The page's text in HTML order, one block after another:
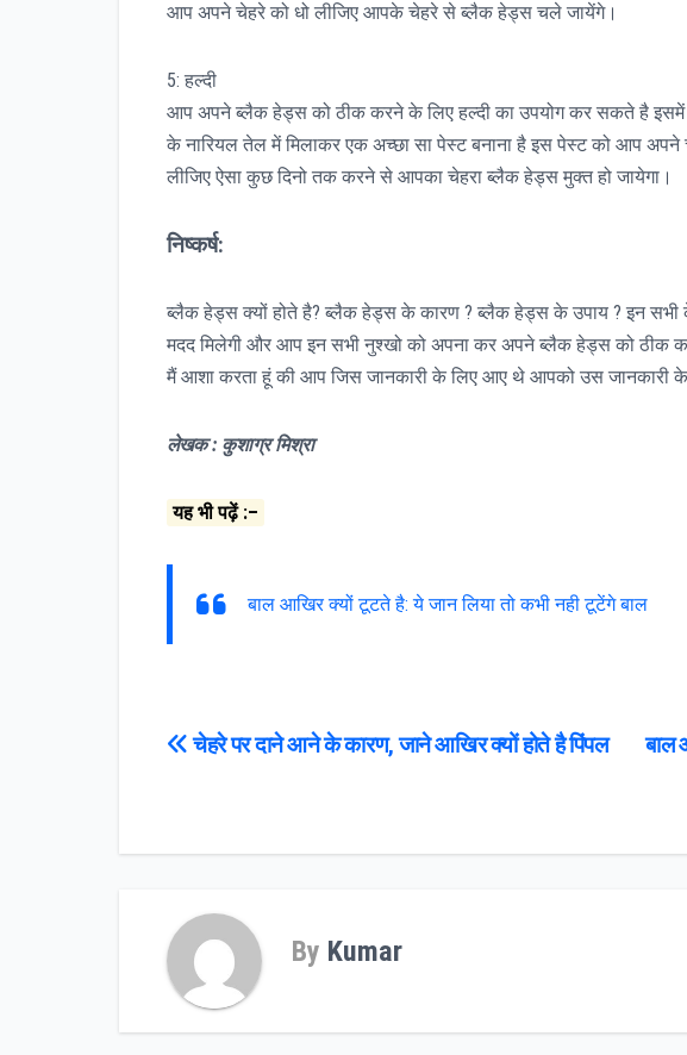
आप अपने चेहरे को धो लीजिए आपके चेहरे से ब्लैक हेड्स चले जायेंगे।
5: हल्दी
आप अपने ब्लैक हेड्स को ठीक करने के लिए हल्दी का उपयोग कर सकते है
के नारियल तेल में मिलाकर एक अच्छा सा पेस्ट बनाना है इस पेस्ट को आप
लीजिए ऐसा कुछ दिनो तक करने से आपका चेहरा ब्लैक हेड्स मुक्त हो जायेगा।
निष्कर्ष:
ब्लैक हेड्स क्यों होते है? ब्लैक हेड्स के कारण ? ब्लैक हेड्स के उपाय ? इन सभी
मदद मिलेगी और आप इन सभी नुश्खो को अपना कर अपने ब्लैक हेड्स को ठीक
मैं आशा करता हूं की आप जिस जानकारी के लिए आए थे आपको उस जानकारी के
लेखक : कुशाग्र मिश्रा
यह भी पढ़ें :–
बाल आखिर क्यों टूटते है: ये जान लिया तो कभी नही टूटेंगे बाल
Post
बाल
चेहरे पर दाने आने के कारण, जाने आखिर क्यों होते है पिंपल
By Kumar